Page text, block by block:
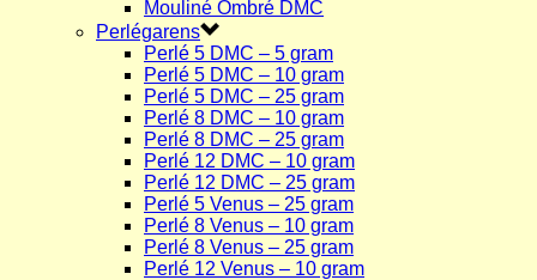
Mouliné Ombré DMC
Perlégarens
Perlé 5 DMC – 5 gram
Perlé 5 DMC – 10 gram
Perlé 5 DMC – 25 gram
Perlé 8 DMC – 10 gram
Perlé 8 DMC – 25 gram
Perlé 12 DMC – 10 gram
Perlé 12 DMC – 25 gram
Perlé 5 Venus – 25 gram
Perlé 8 Venus – 10 gram
Perlé 8 Venus – 25 gram
Perlé 12 Venus – 10 gram